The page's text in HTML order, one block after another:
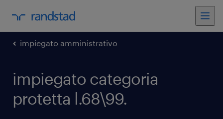
impiegato amministrativo
impiegato categoria
protetta l.68\99.